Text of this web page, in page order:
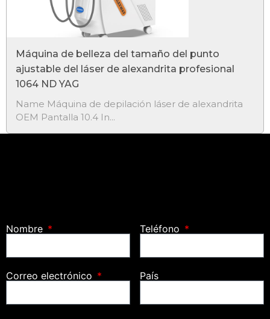
Máquina de belleza del tamaño del punto
ajustable del láser de alexandrita profesional
1064 ND YAG
​Name Máquina de depilación láser de alexandrita
OEM Pantalla 10.4 In...
Nombre Teléfono
Correo electrónico País